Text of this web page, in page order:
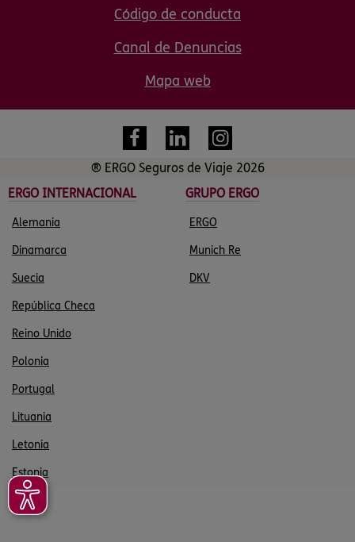
Código de conducta
Canal de Denuncias
Mapa web
® ERGO Seguros de Viaje 2026
ERGO INTERNACIONAL
GRUPO ERGO
Alemania ERGO
Dinamarca Munich Re
Suecia DKV
República Checa
Reino Unido
Polonia
Portugal
Lituania
Letonia
Estonia